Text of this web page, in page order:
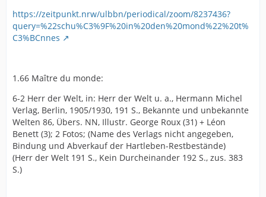
https://zeitpunkt.nrw/ulbbn/periodical/zoom/8237436?
query=%22schu%C3%9F%20in%20den%20mond%22%20t%
C3%BCnnes
1.66 Maître du monde:
6-2 Herr der Welt, in: Herr der Welt u. a., Hermann Michel
Verlag, Berlin, 1905/1930, 191 S., Bekannte und unbekannte
Welten 86, Übers. NN, Illustr. George Roux (31) + Léon
Benett (3); 2 Fotos; (Name des Verlags nicht angegeben,
Bindung und Abverkauf der Hartleben-Restbestände)
(Herr der Welt 191 S., Kein Durcheinander 192 S., zus. 383
S.)